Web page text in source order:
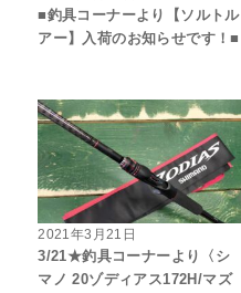
■釣具コーナーより【ソルトル
アー】入荷のお知らせです！■
2021年3月21日
3/21★釣具コーナーより〈シ
マノ 20ゾディアス172H/マズ